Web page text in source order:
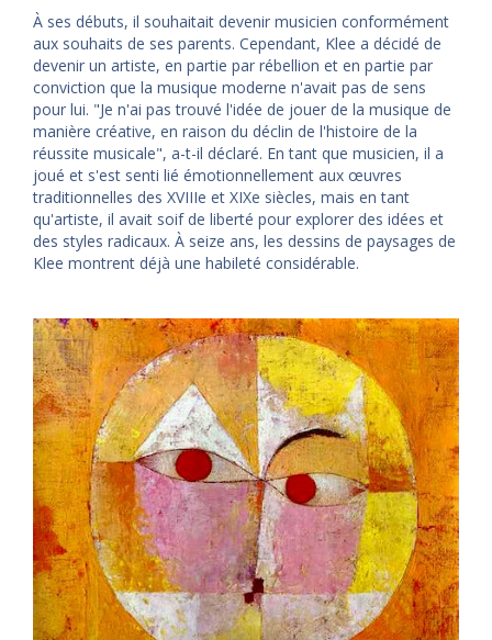
À ses débuts, il souhaitait devenir musicien conformément
aux souhaits de ses parents. Cependant, Klee a décidé de
devenir un artiste, en partie par rébellion et en partie par
conviction que la musique moderne n'avait pas de sens
pour lui. "Je n'ai pas trouvé l'idée de jouer de la musique de
manière créative, en raison du déclin de l'histoire de la
réussite musicale", a-t-il déclaré. En tant que musicien, il a
joué et s'est senti lié émotionnellement aux œuvres
traditionnelles des XVIIIe et XIXe siècles, mais en tant
qu'artiste, il avait soif de liberté pour explorer des idées et
des styles radicaux. À seize ans, les dessins de paysages de
Klee montrent déjà une habileté considérable.